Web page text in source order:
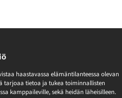
haastavassa elämäntilanteessa olevan
tarjoaa tietoa ja tukea toiminnallisten
kamppaileville, sekä heidän läheisilleen.